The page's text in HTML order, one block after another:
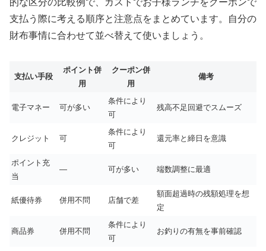
支払う際に考える順序と注意点をまとめています。自分の
財布事情に合わせて並べ替えて使いましょう。
支払い手段
ポイント併
用
クーポン併
用
備考
電子マネー 可が多い
条件により
可
残高不足回避でスムーズ
クレジット 可
条件により
可
還元率と締日を意識
ポイント充
当
— 可が多い 端数調整に最適
紙優待券 併用不問 店舗で差
額面超過時の残額処理を想
定
商品券 併用不問
条件により
可
お釣りの有無を事前確認